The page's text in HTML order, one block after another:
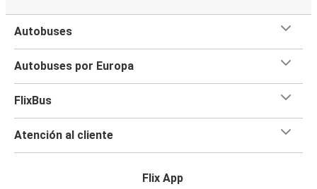
Autobuses
Autobuses por Europa
FlixBus
Atención al cliente
Flix App